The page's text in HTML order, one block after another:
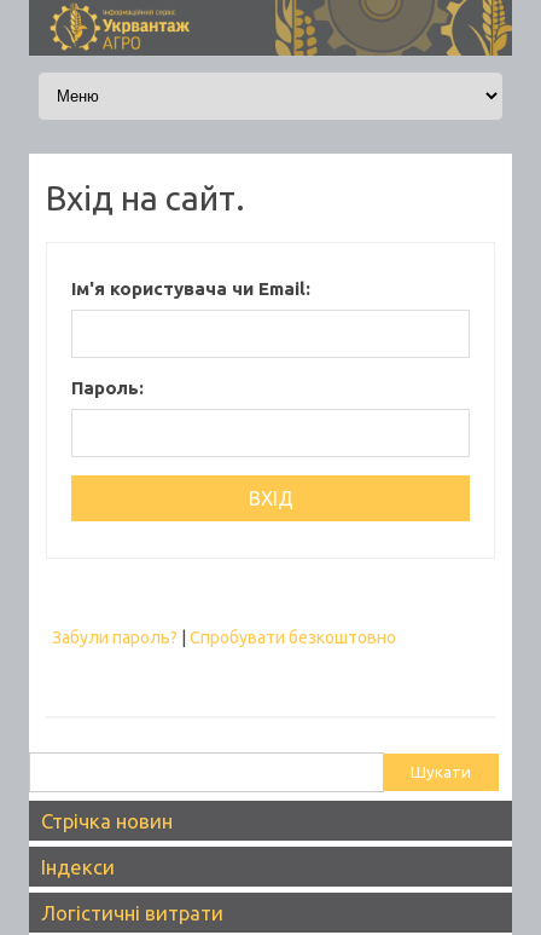
Skip to content
Вхід на сайт.
Ім'я користувача чи Email:
Пароль:
Забули пароль? Спробувати безкоштовно
Стрічка новин
Індекси
Логістичні витрати